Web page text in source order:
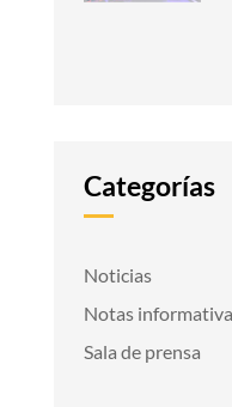
Categorías
Noticias
Notas
Sala de prensa